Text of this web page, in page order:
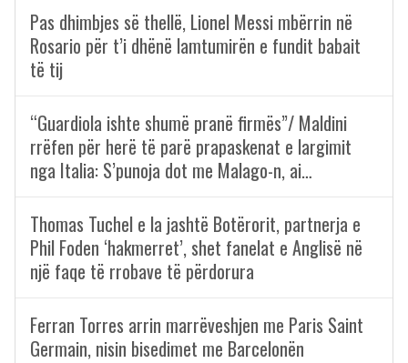
Pas dhimbjes së thellë, Lionel Messi mbërrin në
Rosario për t’i dhënë lamtumirën e fundit babait
të tij
“Guardiola ishte shumë pranë firmës”/ Maldini
rrëfen për herë të parë prapaskenat e largimit
nga Italia: S’punoja dot me Malago-n, ai…
Thomas Tuchel e la jashtë Botërorit, partnerja e
Phil Foden ‘hakmerret’, shet fanelat e Anglisë në
një faqe të rrobave të përdorura
Ferran Torres arrin marrëveshjen me Paris Saint
Germain, nisin bisedimet me Barcelonën